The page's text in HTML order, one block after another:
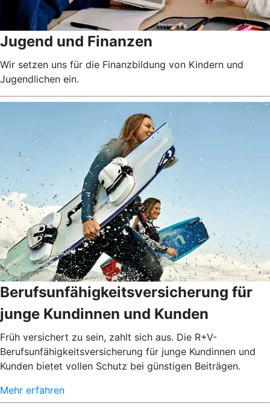
Jugend und Finanzen
Wir setzen uns für die Finanzbildung von Kindern und
Jugendlichen ein.
Berufsunfähigkeitsversicherung für
junge Kundinnen und Kunden
Früh versichert zu sein, zahlt sich aus. Die R+V-
Berufsunfähigkeitsversicherung für junge Kundinnen und
Kunden bietet vollen Schutz bei günstigen Beiträgen.
Mehr erfahren